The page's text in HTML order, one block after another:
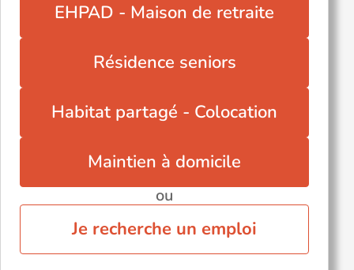
EHPAD - Maison de retraite
Résidence seniors
Habitat partagé - Colocation
Maintien à domicile
ou
Je recherche un emploi